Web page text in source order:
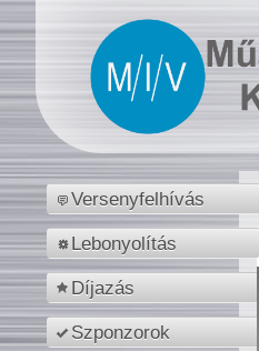
Versenyfelhívás
Lebonyolítás
Díjazás
Szponzorok